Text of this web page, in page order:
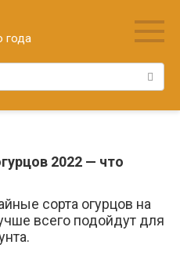
года
2022 — что
сорта огурцов на
всего подойдут для